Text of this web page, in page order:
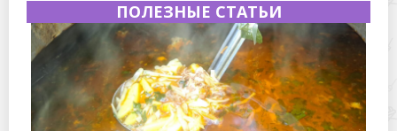
ПОЛЕЗНЫЕ СТАТЬИ